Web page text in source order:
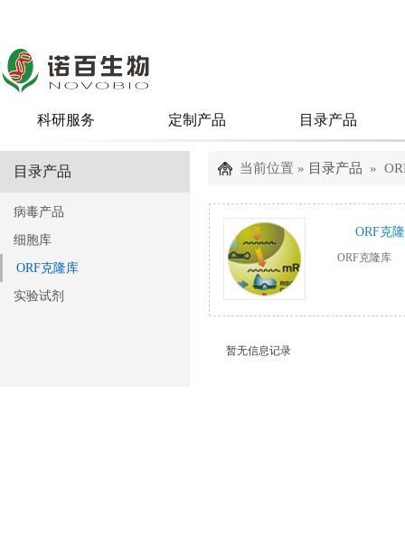
科研服务 定制产品 目录产品
目录产品
病毒产品
细胞库
ORF克隆库
实验试剂
当前位置 » 目录产品 »
ORF克
ORF克隆库
暂无信息记录